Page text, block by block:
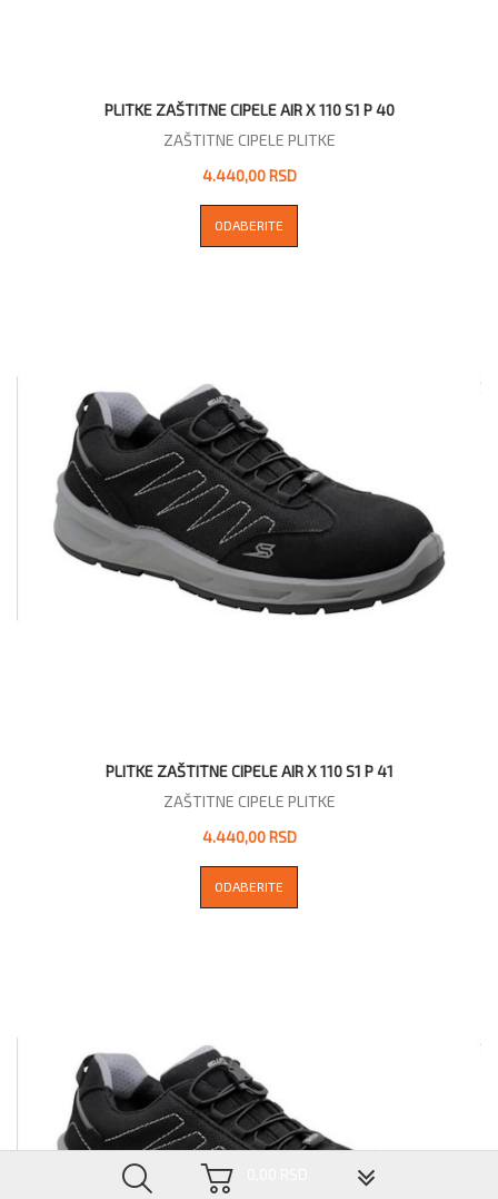
PLITKE ZAŠTITNE CIPELE AIR X 110 S1 P 40
ZAŠTITNE CIPELE PLITKE
4.440,00 RSD
ODABERITE
PLITKE ZAŠTITNE CIPELE AIR X 110 S1 P 41
ZAŠTITNE CIPELE PLITKE
4.440,00 RSD
ODABERITE
▼